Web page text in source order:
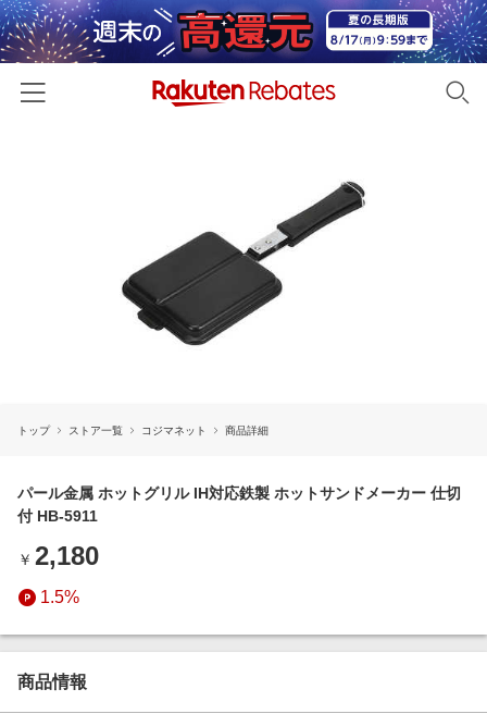
百貨店・総合ECモール
ファッション・インナー・小物
食品・スイーツ・お酒
キッズ・ベビー用品
エンタメ
インテリア・寝具
ペット・花・DIY・車
旅行・レジャー・ホテル予約
生活・お役立ち
金融・マネー・保険
リーベイツ注目ストア
初回購入者限定特典
電子書籍特集
楽天サービス特集
旅行特集
わくわく夏特集
Apple公式サイト×楽天カード分割払い
Qoo10メガポ
トップ ストア一覧 コジマネット 商品詳細
パール金属 ホットグリル IH対応鉄製 ホットサンドメーカー 仕切
付 HB-5911
￥ 2,180
1.5%
商品情報